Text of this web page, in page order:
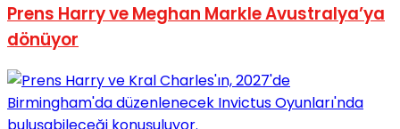
Prens Harry ve Meghan Markle Avustralya’ya
dönüyor